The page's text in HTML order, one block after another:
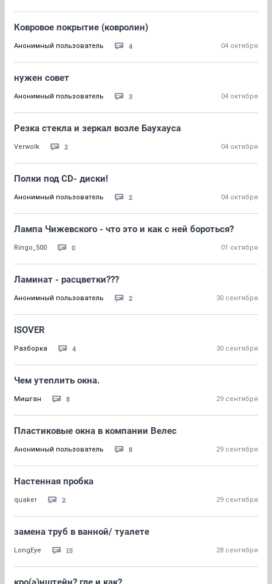
Ковровое покрытие (ковролин)
Анонимный пользователь 4 04 октября
нужен совет
Анонимный пользователь 3 04 октября
Резка стекла и зеркал возле Баухауса
Verwolk 2 04 октября
Полки под CD- диски!
Анонимный пользователь 2 04 октября
Лампа Чижевского - что это и как с ней бороться?
Ringo_500 0 01 октября
Ламинат - расцветки???
Анонимный пользователь 2 30 сентября
ISOVER
Разборка 4 30 сентября
Чем утеплить окна.
Мишган 8 29 сентября
Пластиковые окна в компании Велес
Анонимный пользователь 8 29 сентября
Настенная пробка
quaker 2 29 сентября
замена труб в ванной/ туалете
LongEye 15 28 сентября